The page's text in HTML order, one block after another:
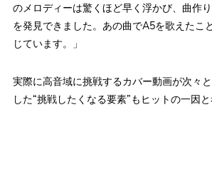
のメロディーは驚くほど早く浮かび、曲作
を発見できました。あの曲でA5を歌えたこ
じています。」
実際に高音域に挑戦するカバー動画が次々
した“挑戦したくなる要素”もヒットの一因と